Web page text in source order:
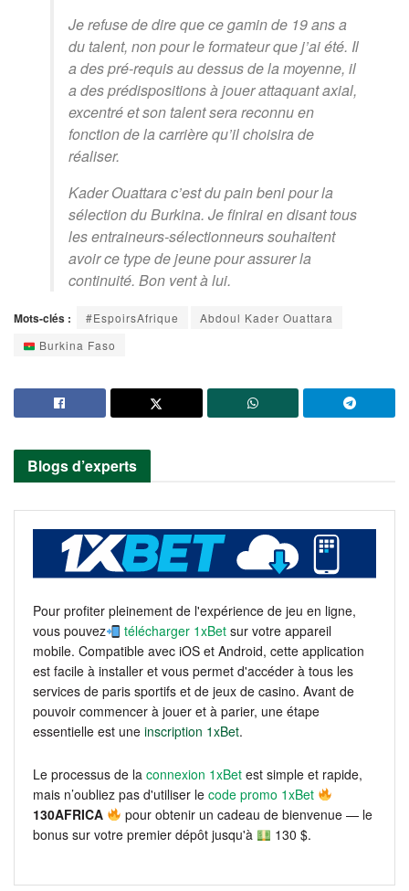
Je refuse de dire que ce gamin de 19 ans a
du talent, non pour le formateur que j’ai été. Il
a des pré-requis au dessus de la moyenne, il
a des prédispositions à jouer attaquant axial,
excentré et son talent sera reconnu en
fonction de la carrière qu’il choisira de
réaliser.
Kader Ouattara c’est du pain beni pour la
sélection du Burkina. Je finirai en disant tous
les entraineurs-sélectionneurs souhaitent
avoir ce type de jeune pour assurer la
continuité. Bon vent à lui.
Mots-clés : #EspoirsAfrique
Abdoul Kader Ouattara
Burkina Faso
Blogs d’experts
Pour profiter pleinement de l'expérience de jeu en ligne,
vous pouvez
télécharger 1xBet sur votre appareil
mobile. Compatible avec iOS et Android, cette application
est facile à installer et vous permet d'accéder à tous les
services de paris sportifs et de jeux de casino. Avant de
pouvoir commencer à jouer et à parier, une étape
essentielle est une inscription 1xBet.
Le processus de la connexion 1xBet est simple et rapide,
mais n’oubliez pas d'utiliser le code promo 1xBet
130AFRICA
pour obtenir un cadeau de bienvenue — le
bonus sur votre premier dépôt jusqu'à
130 $.